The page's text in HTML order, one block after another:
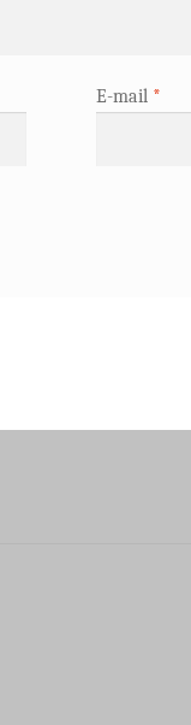
E-mail *